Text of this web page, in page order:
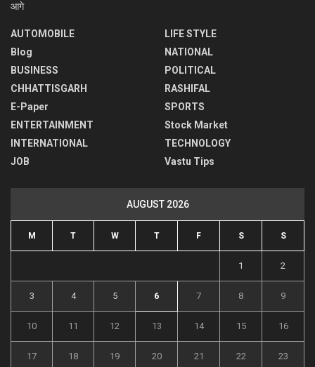
आगे
AUTOMOBILE
Blog
BUSINESS
CHHATTISGARH
E-Paper
ENTERTAINMENT
INTERNATIONAL
JOB
LIFE STYLE
NATIONAL
POLITICAL
RASHIFAL
SPORTS
Stock Market
TECHNOLOGY
Vastu Tips
AUGUST 2026
M T W T F S S
1 2
3 4 5 6 7 8 9
10 11 12 13 14 15 16
17 18 19 20 21 22 23